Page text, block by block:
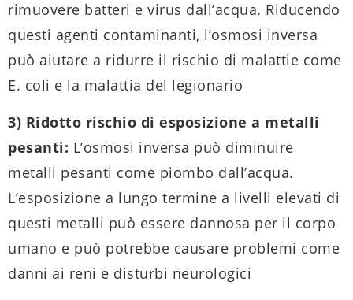
rimuovere batteri e virus dall’acqua. Riducendo
questi agenti contaminanti, l’osmosi inversa
può aiutare a ridurre il rischio di malattie come
E. coli e la malattia del legionario
3) Ridotto rischio di esposizione a metalli
pesanti: L’osmosi inversa può diminuire
metalli pesanti come piombo dall’acqua.
L’esposizione a lungo termine a livelli elevati di
questi metalli può essere dannosa per il corpo
umano e può potrebbe causare problemi come
danni ai reni e disturbi neurologici